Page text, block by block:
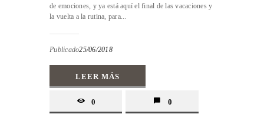
de emociones, y ya está aquí el final de las vacaciones y
la vuelta a la rutina, para...
Publicado25/06/2018
LEER MÁS
0 0